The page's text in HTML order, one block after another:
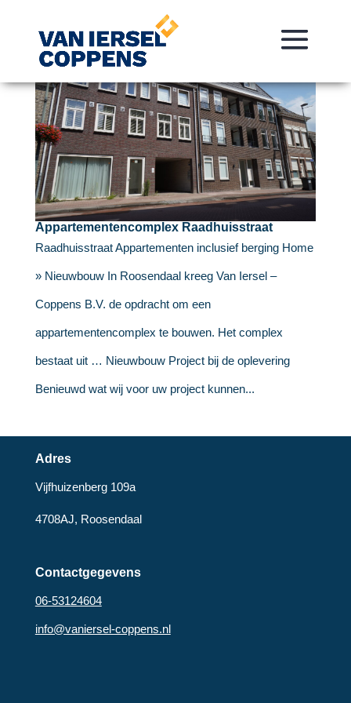
Appartementencomplex Raadhuisstraat
Raadhuisstraat Appartementen inclusief berging Home
» Nieuwbouw In Roosendaal kreeg Van Iersel –
Coppens B.V. de opdracht om een
appartementencomplex te bouwen. Het complex
bestaat uit … Nieuwbouw Project bij de oplevering
Benieuwd wat wij voor uw project kunnen...
Adres
Vijfhuizenberg 109a
4708AJ, Roosendaal
Contactgegevens
06-53124604
info@vaniersel-coppens.nl